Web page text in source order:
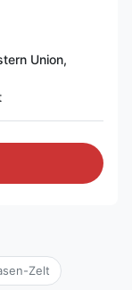
Union,
Zelt